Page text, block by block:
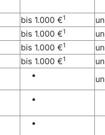
bis 1.000 €1
bis 1.000 €1
bis 1.000 €1
bis 1.000 €1